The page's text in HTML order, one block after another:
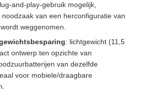
and-play-gebruik mogelijk,
van een herconfiguratie van
weggenomen.
: lichtgewicht (11,5
ontwerp ten opzichte van
van dezelfde
voor mobiele/draagbare